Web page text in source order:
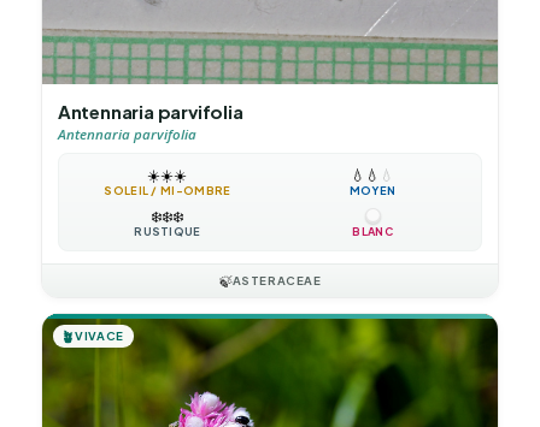
Antennaria parvifolia
Antennaria parvifolia
☀️☀️☀️
SOLEIL / MI-OMBRE
💧 💧 💧
MOYEN
❄️❄️❄️
RUSTIQUE BLANC
🍃ASTERACEAE
🪴VIVACE